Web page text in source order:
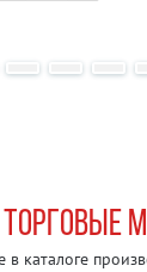
ТОРГОВЫЕ
в каталоге